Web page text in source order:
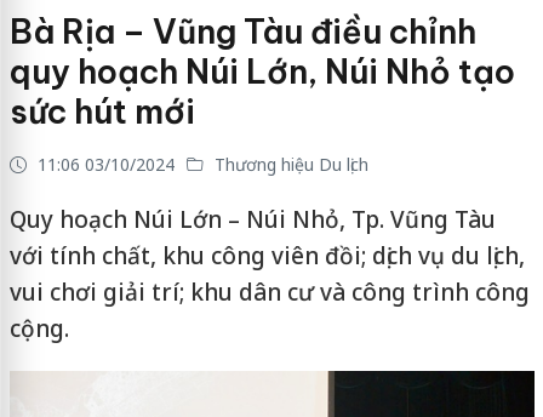
Bà Rịa – Vũng Tàu điều chỉnh
quy hoạch Núi Lớn, Núi Nhỏ tạo
sức hút mới
11:06 03/10/2024 Thương hiệu Du lịch
Quy hoạch Núi Lớn – Núi Nhỏ, Tp. Vũng Tàu
với tính chất, khu công viên đồi; dịch vụ du lịch,
vui chơi giải trí; khu dân cư và công trình công
cộng.